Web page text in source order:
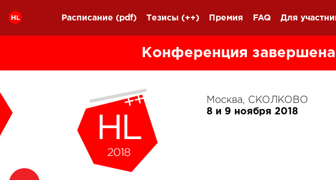
Расписание (pdf) Тезисы (++) Премия FAQ Для
Конференция
Москва, СКОЛКОВО
8 и 9 ноября 2018